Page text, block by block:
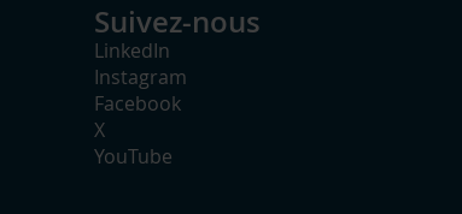
Suivez-nous
LinkedIn
Instagram
Facebook
X
YouTube